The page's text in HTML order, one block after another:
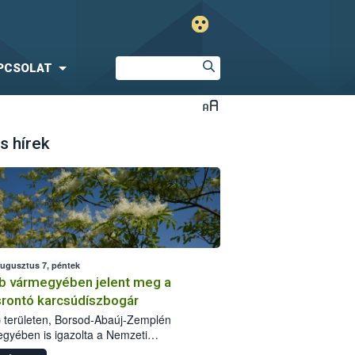
hírek
7, péntek
vármegyében jelent meg a
karcsúdíszbogár
területen, Borsod-Abaúj-Zemplén
is igazolta a Nemzeti
biztonsági Hivatal (Nébih) a